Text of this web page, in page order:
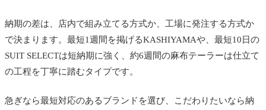
納期の差は、店内で組み立てる方式か、工場に発注する方式か
で決まります。最短1週間を掲げるKASHIYAMAや、最短10日の
SUIT SELECTは短納期に強く、約6週間の麻布テーラーは仕立て
の工程を丁寧に踏むタイプです。
急ぎなら最短対応のあるブランドを選び、こだわりたいなら納